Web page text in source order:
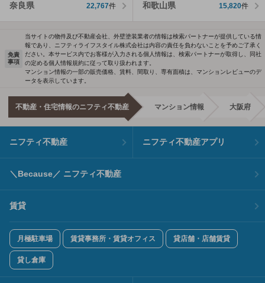
奈良県 22,767件 和歌山県 15,820件
免責
事項
当サイトの物件及び不動産会社、外壁塗装業者の情報は検索パートナーが提供している情
報であり、ニフティライフスタイル株式会社は内容の責任を負わないことを予めご了承く
ださい。本サービス内でお客様が入力される個人情報は、検索パートナーが取得し、同社
の定める個人情報規約に従って取り扱われます。
マンション情報の一部の販売価格、賃料、間取り、専有面積は、マンションレビューのデ
ータを表示しています。
不動産・住宅情報のニフティ不動産 マンション情報 大阪府
ニフティ不動産 ニフティ不動産アプリ
＼Because／ ニフティ不動産
賃貸
月極駐車場 賃貸事務所・賃貸オフィス 貸店舗・店舗賃貸
貸し倉庫